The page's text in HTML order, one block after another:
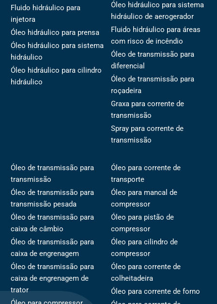
Fluido hidráulico para
injetora
Óleo hidráulico para prensa
Óleo hidráulico para sistema
hidráulico
Óleo hidráulico para cilindro
hidráulico
Óleo hidráulico para sistema
hidráulico de aerogerador
Fluido hidráulico para áreas
com risco de incêndio
Óleo de transmissão para
diferencial
Óleo de transmissão para
roçadeira
Graxa para corrente de
transmissão
Spray para corrente de
transmissão
Óleo de transmissão para
transmissão
Óleo de transmissão para
transmissão pesada
Óleo de transmissão para
caixa de câmbio
Óleo de transmissão para
caixa de engrenagem
Óleo de transmissão para
caixa de engrenagem de
trator
Óleo para corrente de
transporte
Óleo para mancal de
compressor
Óleo para pistão de
compressor
Óleo para cilindro de
compressor
Óleo para corrente de
colheitadeira
Óleo para corrente de forno